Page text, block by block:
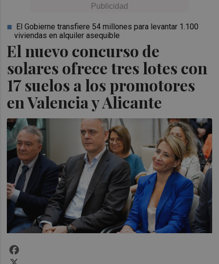
El nuevo concurso de
solares ofrece tres lotes con
17 suelos a los promotores
en Valencia y Alicante
El Gobierne transfiere 54 millones para levantar 1.100
viviendas en alquiler asequible